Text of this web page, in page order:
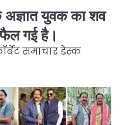
युवक का शव
गई है।
समाचार डेस्क